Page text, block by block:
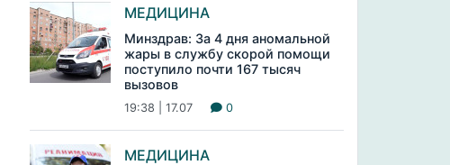
МЕДИЦИНА
Минздрав: За 4 дня аномальной
жары в службу скорой помощи
поступило почти 167 тысяч
вызовов
19:38 | 17.07 0
МЕДИЦИНА